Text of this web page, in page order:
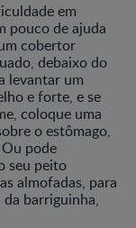
em
pouco de ajuda
cobertor
debaixo do
levantar um
e forte, e se
coloque uma
o estômago,
pode
seu peito
almofadas, para
barriguinha,